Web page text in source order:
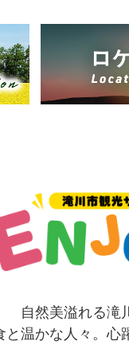
自然美溢れる滝
と温かな人々。心